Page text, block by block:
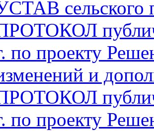
сельского
по проекту
и
по проекту